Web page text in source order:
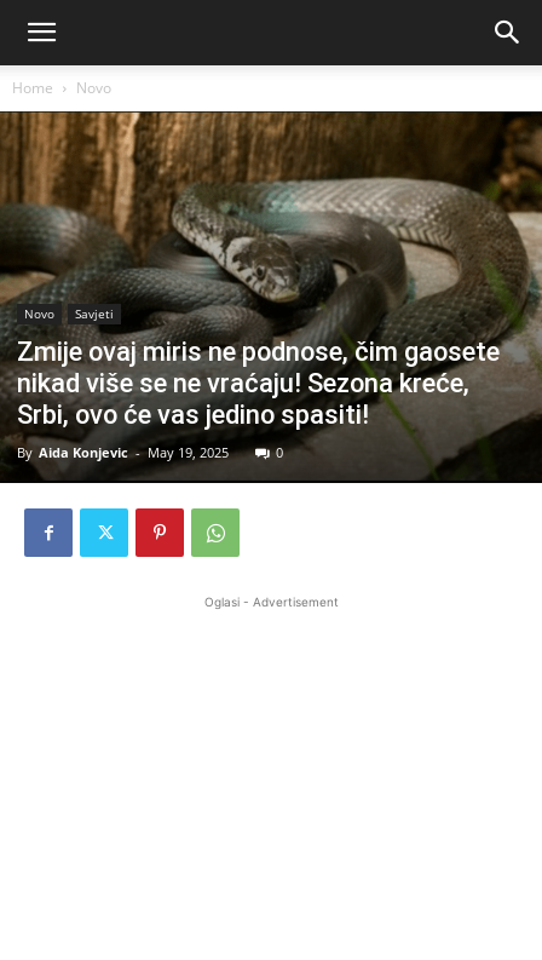
Home Novo
Novo Savjeti
Zmije ovaj miris ne podnose, čim gaosete
nikad više se ne vraćaju! Sezona kreće,
Srbi, ovo će vas jedino spasiti!
By Aida Konjevic - May 19, 2025 0
Oglasi - Advertisement